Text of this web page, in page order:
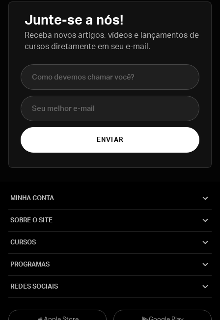
Junte-se a nós!
Receba novos artigos, vídeos e lançamentos de
cursos diretamente em seu e-mail.
Nome completo
E-mail
ENVIAR
MINHA CONTA
SOBRE O SITE
CURSOS
PROGRAMAS
REDES SOCIAIS